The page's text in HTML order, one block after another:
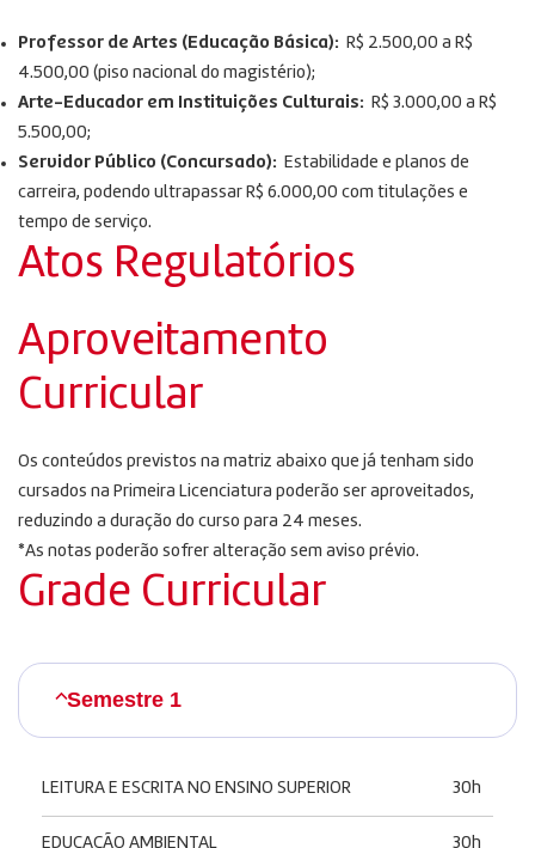
Professor de Artes (Educação Básica): R$ 2.500,00 a R$
4.500,00 (piso nacional do magistério);
Arte-Educador em Instituições Culturais: R$ 3.000,00 a R$
5.500,00;
Servidor Público (Concursado): Estabilidade e planos de
carreira, podendo ultrapassar R$ 6.000,00 com titulações e
tempo de serviço.
Atos Regulatórios
Aproveitamento
Curricular
Os conteúdos previstos na matriz abaixo que já tenham sido
cursados ​​na Primeira Licenciatura poderão ser aproveitados,
reduzindo a duração do curso para 24 meses.
*As notas poderão sofrer alteração sem aviso prévio.
Grade Curricular
Semestre 1
LEITURA E ESCRITA NO ENSINO SUPERIOR 30h
EDUCAÇÃO AMBIENTAL 30h